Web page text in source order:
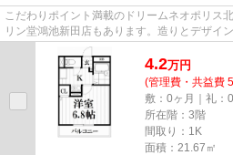
こだわりポイント満載のドリームネオポリス
リン堂鴻池新田店もあります。造りとデザイ
供できるマンションです。2駅...
4.2万円
(管理費・共益費
敷：0ヶ月｜礼：
所在階：3階
間取り：1K
面積：21.67㎡